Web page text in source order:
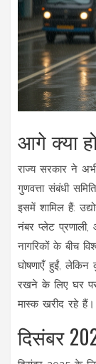
आगे क्या
राज्य सरकार ने
गुणवत्ता संबंधी
इसमें शामिल हैं:
नंबर प्लेट
नागरिकों के बीच
घोषणाएँ हुईं,
रखने के लिए घर
मास्क खरीद रहे हैं।
दिसंबर